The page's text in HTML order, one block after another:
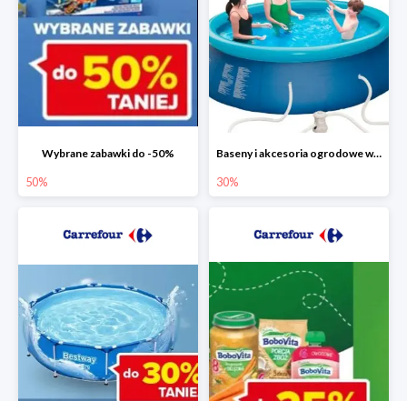
Wybrane zabawki do -50%
50%
Baseny i akcesoria ogrodowe w Carrefour do -30%
30%